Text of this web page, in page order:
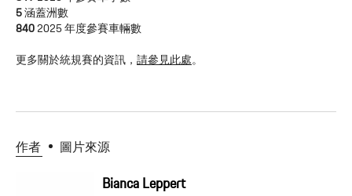
5涵蓋洲數
8402025 年度參賽車輛數
更多關於統規賽的資訊， 請參見此處。
作者 圖片來源
Bianca Leppert